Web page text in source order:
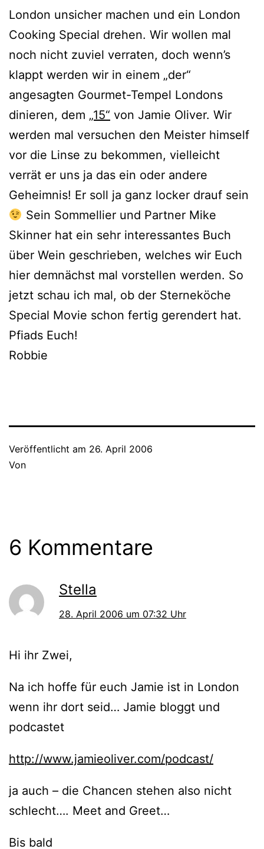
London unsicher machen und ein London
Cooking Special drehen. Wir wollen mal
noch nicht zuviel verraten, doch wenn’s
klappt werden wir in einem „der“
angesagten Gourmet-Tempel Londons
dinieren, dem „15“ von Jamie Oliver. Wir
werden mal versuchen den Meister himself
vor die Linse zu bekommen, vielleicht
verrät er uns ja das ein oder andere
Geheimnis! Er soll ja ganz locker drauf sein
Sein Sommellier und Partner Mike
Skinner hat ein sehr interessantes Buch
über Wein geschrieben, welches wir Euch
hier demnächst mal vorstellen werden. So
jetzt schau ich mal, ob der Sterneköche
Special Movie schon fertig gerendert hat.
Pfiads Euch!
Robbie
Veröffentlicht am 26. April 2006
Von
6 Kommentare
Stella
28. April 2006 um 07:32 Uhr
Hi ihr Zwei,
Na ich hoffe für euch Jamie ist in London
wenn ihr dort seid… Jamie bloggt und
podcastet
http://www.jamieoliver.com/podcast/
ja auch – die Chancen stehen also nicht
schlecht…. Meet and Greet…
Bis bald